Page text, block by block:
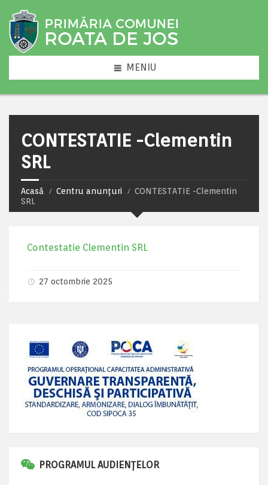
MENIU
CONTESTATIE -Clementin
SRL
Acasă Centru anunțuri
CONTESTATIE -Clementin
SRL
Contestatie Clementin SRL
27 octombrie 2025
PROGRAMUL AUDIENȚELOR